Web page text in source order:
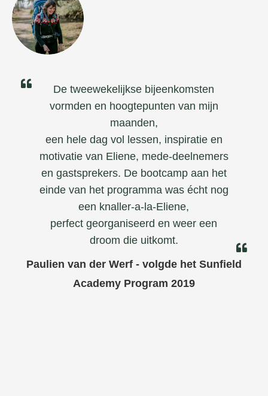
De tweewekelijkse bijeenkomsten
vormden en hoogtepunten van mijn
maanden,
een hele dag vol lessen, inspiratie en
motivatie van Eliene, mede-deelnemers
en gastsprekers. De bootcamp aan het
einde van het programma was écht nog
een knaller-a-la-Eliene,
perfect georganiseerd en weer een
droom die uitkomt.
Paulien van der Werf - volgde het Sunfield
Academy Program 2019